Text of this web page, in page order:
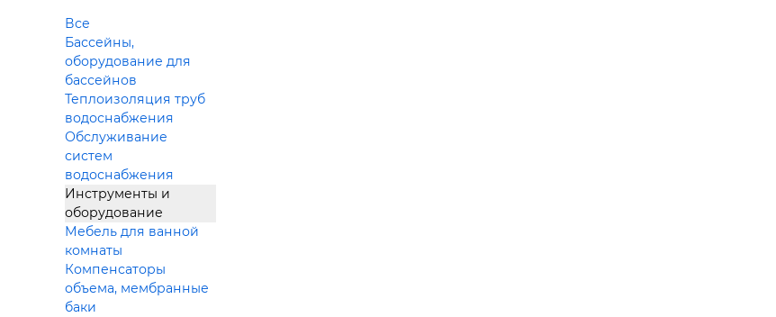
Все
Бассейны,
оборудование для
бассейнов
Теплоизоляция труб
водоснабжения
Обслуживание
систем
водоснабжения
Инструменты и
оборудование
Мебель для ванной
комнаты
Компенсаторы
объема, мембранные
баки